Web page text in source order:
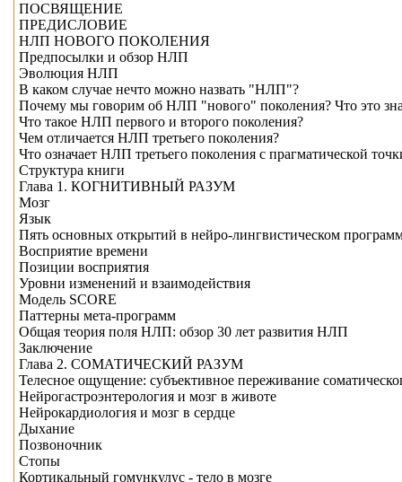
ПОСВЯЩЕНИЕ
ПРЕДИСЛОВИЕ
НЛП НОВОГО ПОКОЛЕНИЯ
Предпосылки и обзор НЛП
Эволюция НЛП
В каком случае нечто можно назвать "НЛП"?
Почему мы говорим об НЛП "нового" поколения? Что это
Что такое НЛП первого и второго поколения?
Чем отличается НЛП третьего поколения?
Что означает НЛП третьего поколения с прагматической
Структура книги
Глава 1. КОГНИТИВНЫЙ РАЗУМ
Мозг
Язык
Пять основных открытий в нейро-лингвистическом
Восприятие времени
Позиции восприятия
Уровни изменений и взаимодействия
Модель SCORE
Паттерны мета-программ
Общая теория поля НЛП: обзор 30 лет развития НЛП
Заключение
Глава 2. СОМАТИЧЕСКИЙ РАЗУМ
Телесное ощущение: субъективное переживание
Нейрогастроэнтерология и мозг в животе
Нейрокардиология и мозг в сердце
Дыхание
Позвоночник
Стопы
Кортикальный гомункулус - тело в мозге